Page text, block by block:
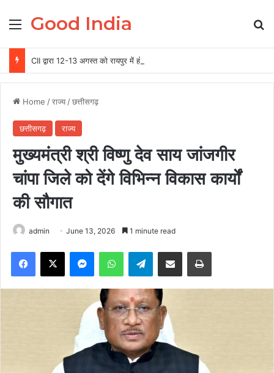
Menu
Good India
Home /राज्य /छत्तीसगढ़
छत्तीसगढ़ राज्य
मुख्यमंत्री श्री विष्णु देव साय जांजगीर
चांपा जिले को देंगे विभिन्न विकास कार्यों
की सौगात
admin June 13, 2026 1 minute read
Facebook
X MessengerWhatsAppTelegramShare via Email Print